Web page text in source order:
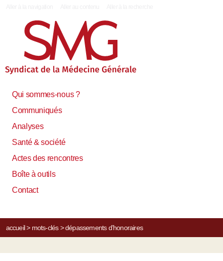
Qui sommes-nous ?
Communiqués
Analyses
Santé & société
Actes des rencontres
Boîte à outils
Contact
accueil> mots-clés> dépassements d’honoraires